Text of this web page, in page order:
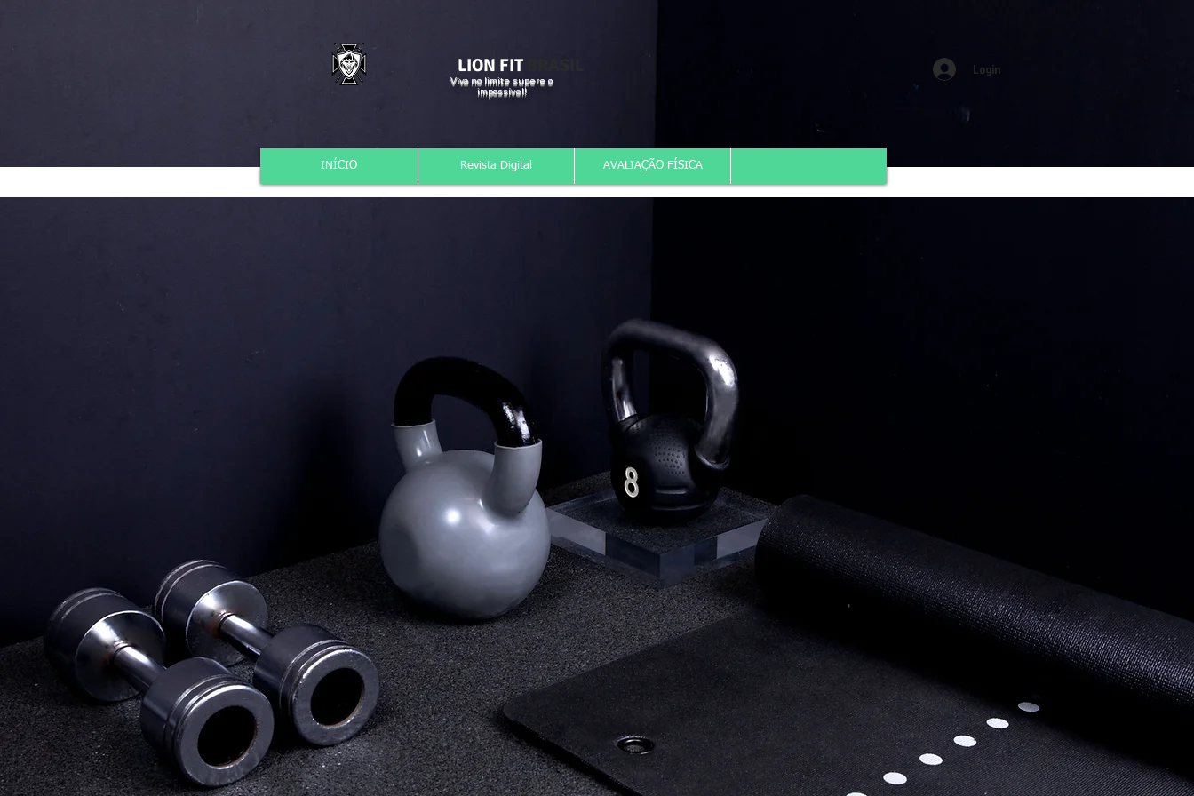
LION FIT
Viva no limite supere o
impossível!
Login
INÍCIO Revista Digital AVALIAÇÃO FÍSICA